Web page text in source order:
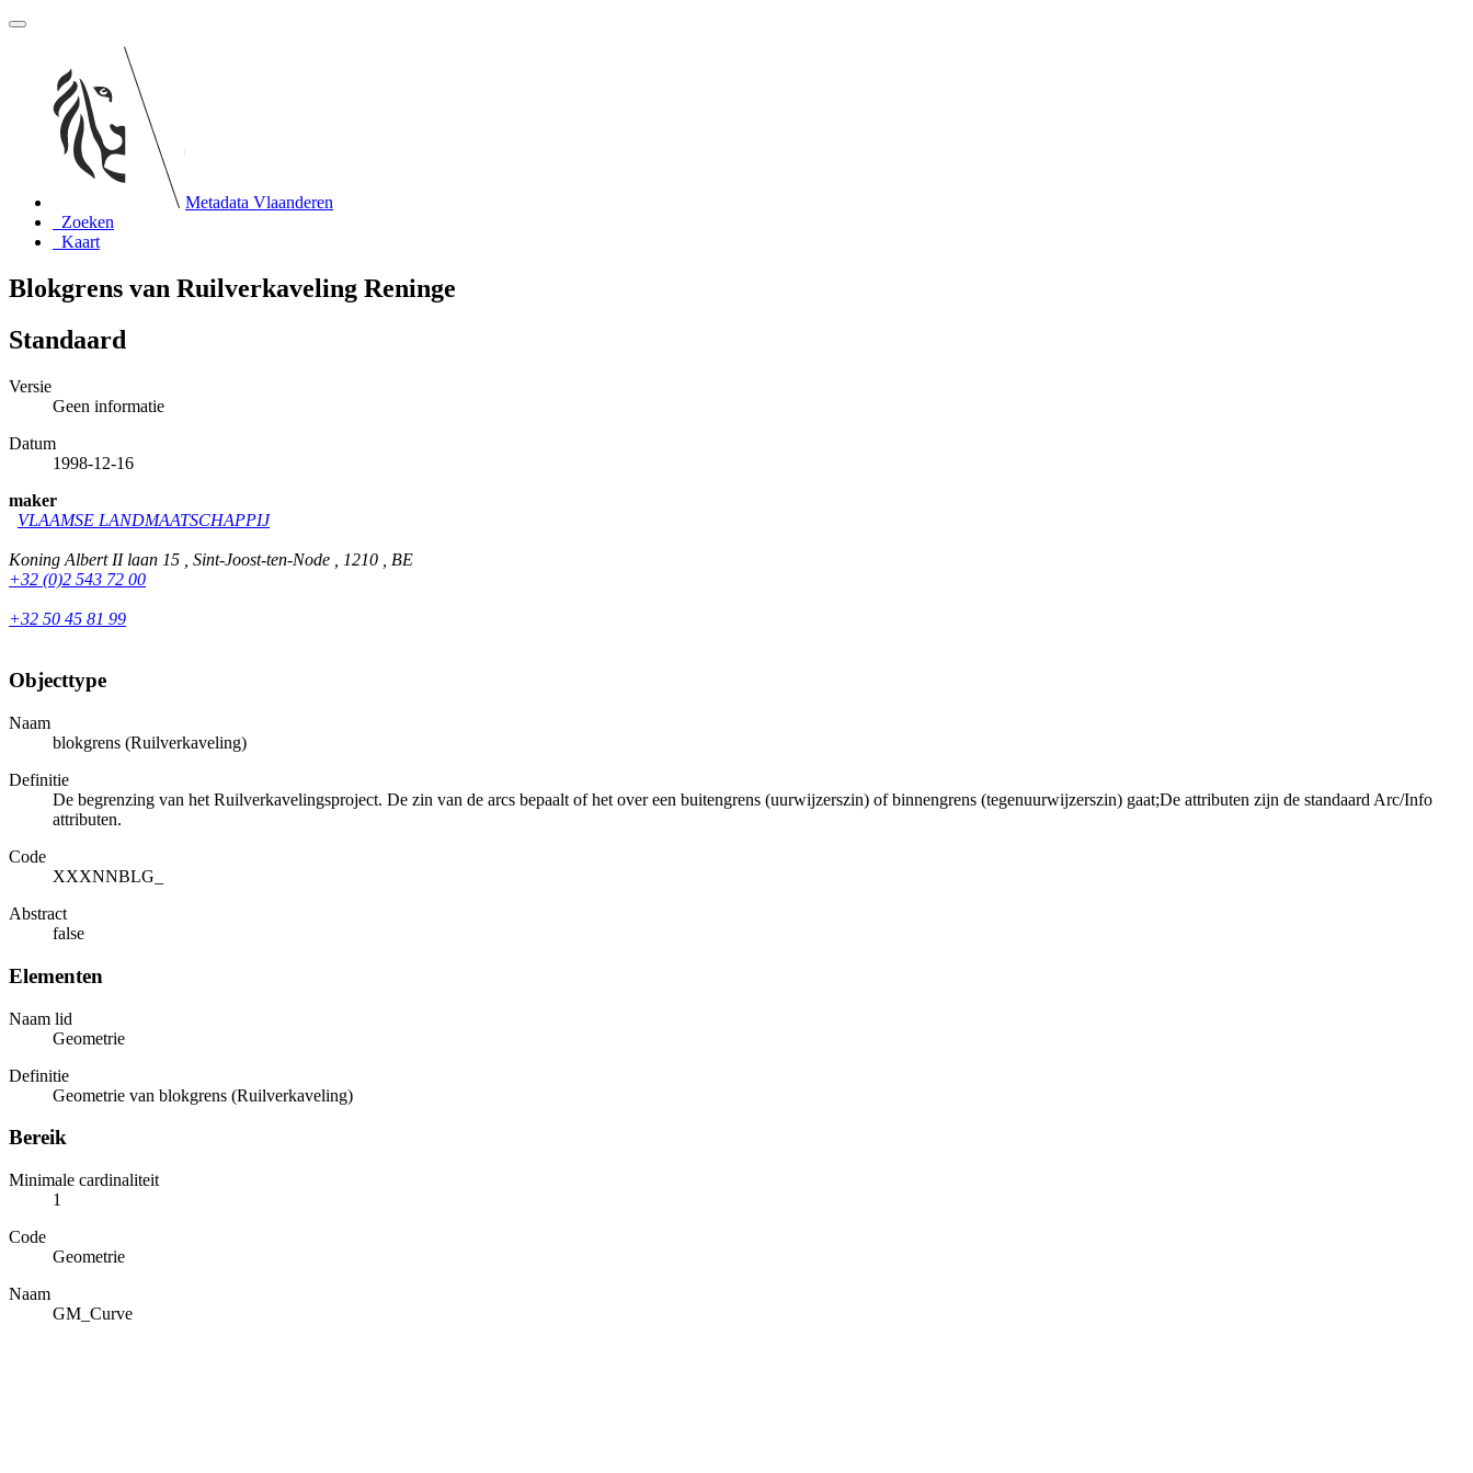
Metadata Vlaanderen
Zoeken
Kaart
Blokgrens van Ruilverkaveling Reninge
Standaard
Versie
Geen informatie
Datum
1998-12-16
maker
VLAAMSE LANDMAATSCHAPPIJ
Koning Albert II laan 15 , Sint-Joost-ten-Node , 1210 , BE
+32 (0)2 543 72 00
+32 50 45 81 99
Objecttype
Naam
blokgrens (Ruilverkaveling)
Definitie
De begrenzing van het Ruilverkavelingsproject. De zin van de arcs bepaalt of het over een buitengrens (uurwijzerszin) of binnengrens (tegenuurwijzerszin) gaat;De attributen zijn de standaard Arc/Info
attributen.
Code
XXXNNBLG_
Abstract
false
Elementen
Naam lid
Geometrie
Definitie
Geometrie van blokgrens (Ruilverkaveling)
Bereik
Minimale cardinaliteit
1
Code
Geometrie
Naam
GM_Curve